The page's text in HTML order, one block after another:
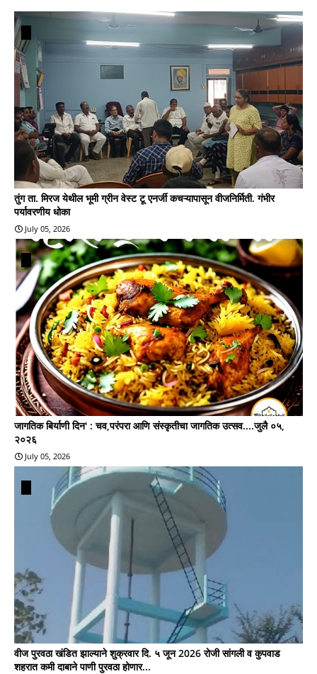
तुंग ता. मिरज येथील भूमी ग्रीन वेस्ट टू एनर्जी कचऱ्यापासून वीजनिर्मिती. गंभीर
पर्यावरणीय धोका
July 05, 2026
जागतिक बिर्याणी दिन' : चव,परंपरा आणि संस्कृतीचा जागतिक उत्सव....जुलै ०५,
२०२६
July 05, 2026
वीज पुरवठा खंडित झाल्याने शुक्रवार दि. ५ जून 2026 रोजी सांगली व कुपवाड
शहरात कमी दाबाने पाणी पुरवठा होणार...